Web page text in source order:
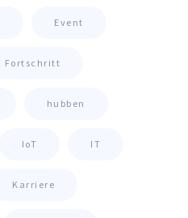
Event
Fortschritt
hubben
IoT IT
Karriere